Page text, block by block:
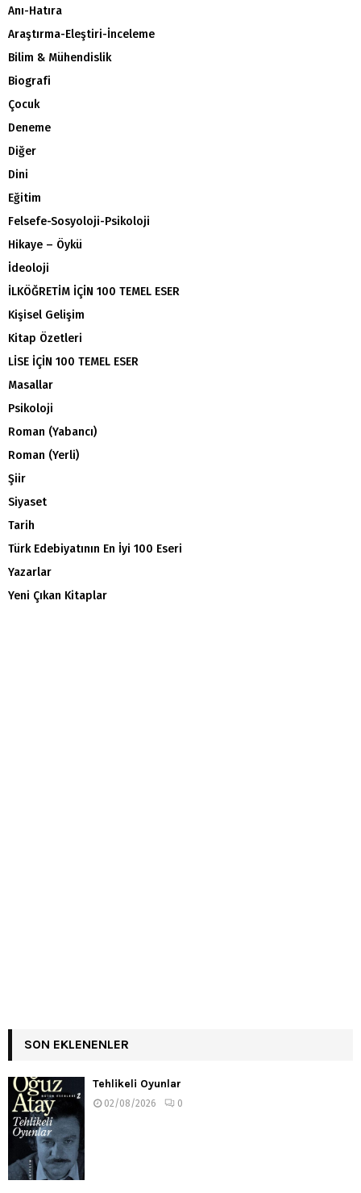
Anı-Hatıra
Araştırma-Eleştiri-İnceleme
Bilim & Mühendislik
Biografi
Çocuk
Deneme
Diğer
Dini
Eğitim
Felsefe-Sosyoloji-Psikoloji
Hikaye – Öykü
İdeoloji
İLKÖĞRETİM İÇİN 100 TEMEL ESER
Kişisel Gelişim
Kitap Özetleri
LİSE İÇİN 100 TEMEL ESER
Masallar
Psikoloji
Roman (Yabancı)
Roman (Yerli)
Şiir
Siyaset
Tarih
Türk Edebiyatının En İyi 100 Eseri
Yazarlar
Yeni Çıkan Kitaplar
SON EKLENENLER
Tehlikeli Oyunlar
02/08/2026 0